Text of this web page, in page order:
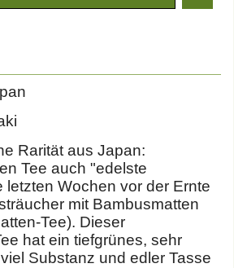
Rarität aus Japan:
Tee auch "edelste
letzten Wochen vor der Ernte
mit Bambusmatten
Tee). Dieser
hat ein tiefgrünes, sehr
Substanz und edler Tasse